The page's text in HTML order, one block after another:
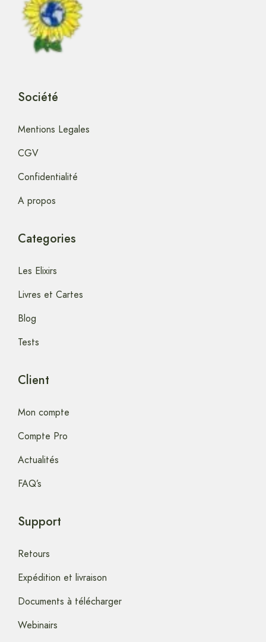
Société
Mentions Legales
CGV
Confidentialité
A propos
Categories
Les Elixirs
Livres et Cartes
Blog
Tests
Client
Mon compte
Compte Pro
Actualités
FAQ’s
Support
Retours
Expédition et livraison
Documents à télécharger
Webinairs